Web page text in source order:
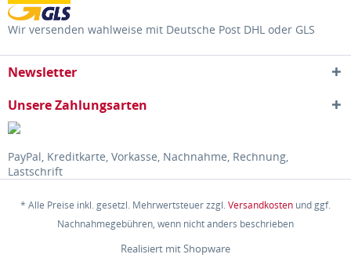
Wir versenden wahlweise mit Deutsche Post DHL oder GLS
Newsletter
Unsere Zahlungsarten
PayPal, Kreditkarte, Vorkasse, Nachnahme, Rechnung,
Lastschrift
* Alle Preise inkl. gesetzl. Mehrwertsteuer zzgl.Versandkosten und ggf.
Nachnahmegebühren, wenn nicht anders beschrieben
Realisiert mit Shopware